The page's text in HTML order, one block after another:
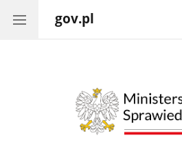
gov.pl